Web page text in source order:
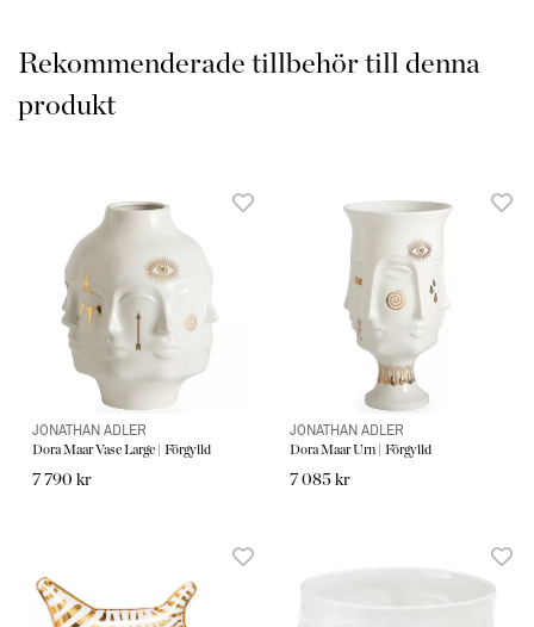
Rekommenderade tillbehör till denna
produkt
JONATHAN ADLER
Dora Maar Vase Large | Förgylld
7 790 kr
JONATHAN ADLER
Dora Maar Urn | Förgylld
7 085 kr